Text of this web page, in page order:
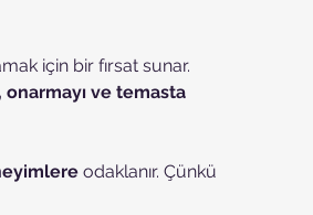
için bir fırsat sunar.
ve temasta
odaklanır. Çünkü